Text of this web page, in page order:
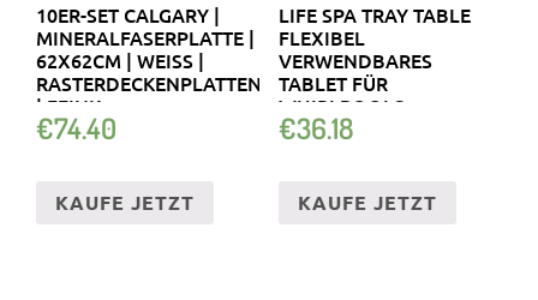
10ER-SET CALGARY |
MINERALFASERPLATTE |
62X62CM | WEISS | R
ASTERDECKENPLATTEN |
FEINK
€74.40
KAUFE JETZT
LIFE SPA TRAY TABLE
FLEXIBEL
VERWENDBARES
TABLET FÜR
WHIRLPOOLS
€36.18
KAUFE JETZT